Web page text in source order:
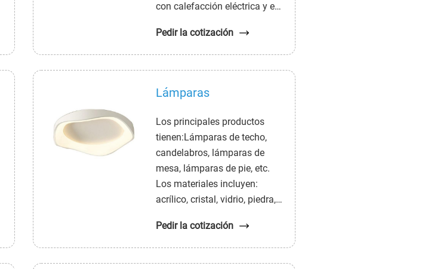
con calefacción eléctrica y en
con materiales fríos. Por
supuesto, también hay
artículos de boda para bodas.
Pedir la cotización
Lámparas
Los principales productos
tienen:Lámparas de techo,
candelabros, lámparas de
mesa, lámparas de pie, etc.
Los materiales incluyen:
acrílico, cristal, vidrio, piedra,
mármol, hierro, cobre,
aluminio, fibra de vidrio, fibra
de carbono, etc.
Pedir la cotización